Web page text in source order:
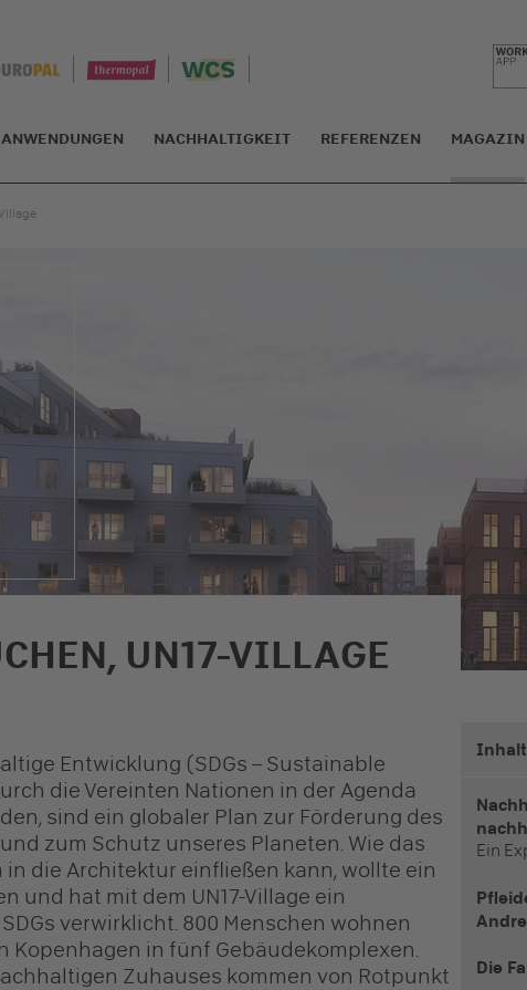
ANWENDUNGEN NACHHALTIGKEIT REFERENZEN MAGAZIN
UN17-VILLAGE
Entwicklung (SDGs – Sustainable
die Vereinten Nationen in der Agenda
sind ein globaler Plan zur Förderung des
zum Schutz unseres Planeten. Wie das
die Architektur einfließen kann, wollte ein
und hat mit dem UN17-Village ein
verwirklicht. 800 Menschen wohnen
Kopenhagen in fünf Gebäudekomplexen.
Zuhauses kommen von Rotpunkt
Ein
Die